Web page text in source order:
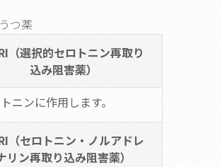
つ薬
（選択的セロトニン再取り
込み阻害薬）
ニンに作用します。
（セロトニン・ノルアドレ
リン再取り込み阻害薬）